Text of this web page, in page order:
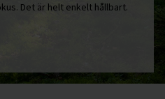
Det är helt enkelt hållbart.